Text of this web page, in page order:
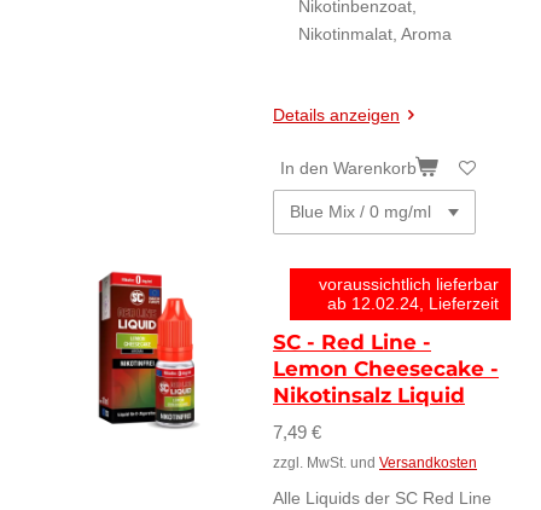
Nikotinbenzoat,
Nikotinmalat, Aroma
Details anzeigen
In den Warenkorb
voraussichtlich lieferbar
ab 12.02.24, Lieferzeit
SC - Red Line -
Lemon Cheesecake -
Nikotinsalz Liquid
7,49 €
zzgl. MwSt. und Versandkosten
Alle Liquids der SC Red Line